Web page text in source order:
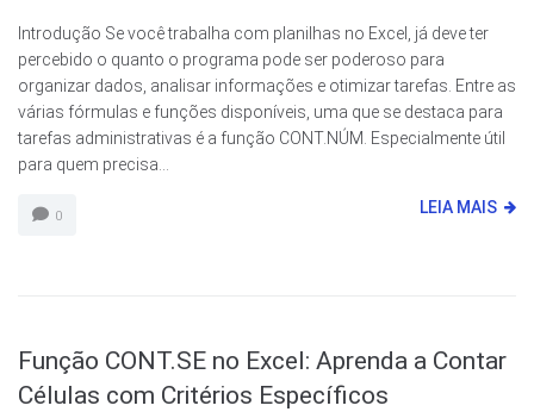
Introdução Se você trabalha com planilhas no Excel, já deve ter
percebido o quanto o programa pode ser poderoso para
organizar dados, analisar informações e otimizar tarefas. Entre as
várias fórmulas e funções disponíveis, uma que se destaca para
tarefas administrativas é a função CONT.NÚM. Especialmente útil
para quem precisa...
0 LEIA MAIS
Função CONT.SE no Excel: Aprenda a Contar
Células com Critérios Específicos